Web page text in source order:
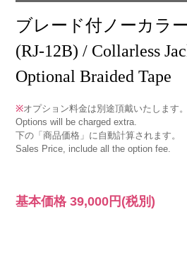
ブレード付ノーカラ
(RJ-12B) / Collarless
Optional Braided Tape
※オプション料金は別途頂戴いたします。
Options will be charged extra.
下の「商品価格」に自動計算されます。
Sales Price, include all the option fee.
基本価格39,000円 (税別)